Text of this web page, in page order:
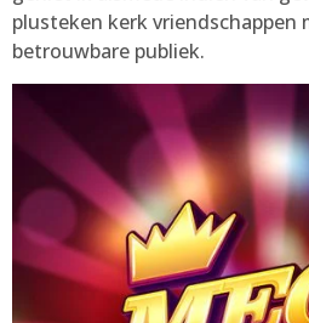
plusteken kerk vriendschappen
betrouwbare publiek.